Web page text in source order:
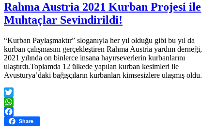
Rahma Austria 2021 Kurban Projesi ile
Muhtaçlar Sevindirildi!
“Kurban Paylaşmaktır” sloganıyla her yıl olduğu gibi bu yıl da
kurban çalışmasını gerçekleştiren Rahma Austria yardım derneği,
2021 yılında on binlerce insana hayırseverlerin kurbanlarını
ulaştırdı.Toplamda 12 ülkede yapılan kurban kesimleri ile
Avusturya’daki bağışçıların kurbanları kimsesizlere ulaşmış oldu.
Twitter
WhatsApp
Facebook
Share